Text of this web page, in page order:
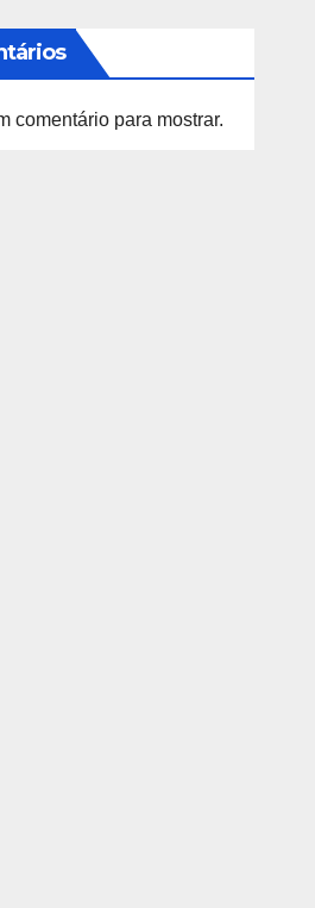
comentário para mostrar.